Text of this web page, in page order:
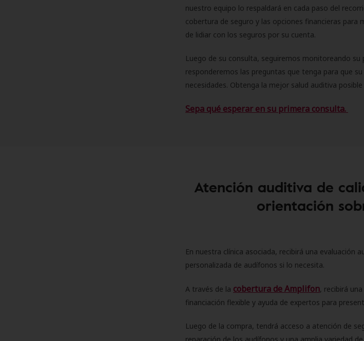
nuestro equipo lo respaldará en cada paso del
cobertura de seguro y las opciones financieras para
de lidiar con los seguros por su cuenta.
Luego de su consulta, seguiremos monitoreando
responderemos las preguntas que tenga para que
necesidades. Obtenga la mejor salud auditiva
Sepa qué esperar en su primera consulta.
Atención auditiva de
orientación
En nuestra clínica asociada, recibirá una evaluación
personalizada de audífonos si lo necesita.
A través de la cobertura de Amplifon, recibirá
financiación flexible y ayuda de expertos para
Luego de la compra, tendrá acceso a atención de